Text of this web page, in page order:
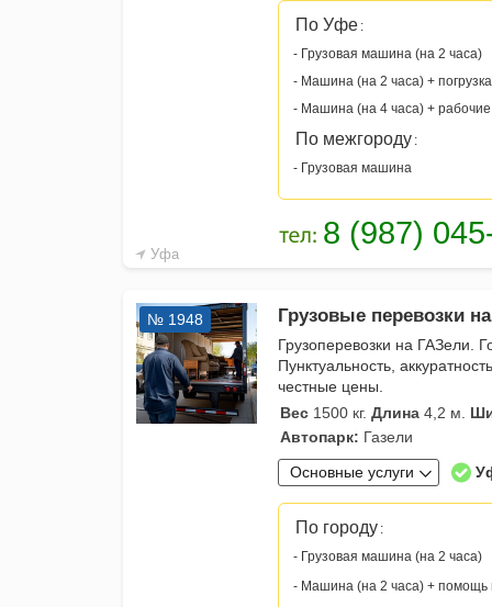
Уфа
По Уфе :
- Грузовая машина (на 2 часа)
- Машина (на 2 часа) + погрузка
- Машина (на 4 часа) + рабочие
По межгороду :
- Грузовая машина
№ 1948 Грузовые перевозки
Грузоперевозки на ГАЗели.
Пунктуальность,
честные цены.
Вес 1500 кг. Длина 4,2 м.
Автопарк: Газели
Основные услуги
По городу :
- Грузовая машина (на 2 часа)
- Машина (на 2 часа) + помощь